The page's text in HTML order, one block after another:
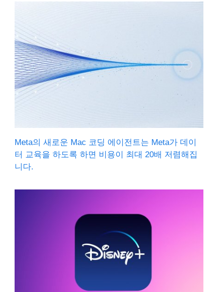
Meta의 새로운 Mac 코딩 에이전트는 Meta가 데이
터 교육을 하도록 하면 비용이 최대 20배 저렴해집
니다.